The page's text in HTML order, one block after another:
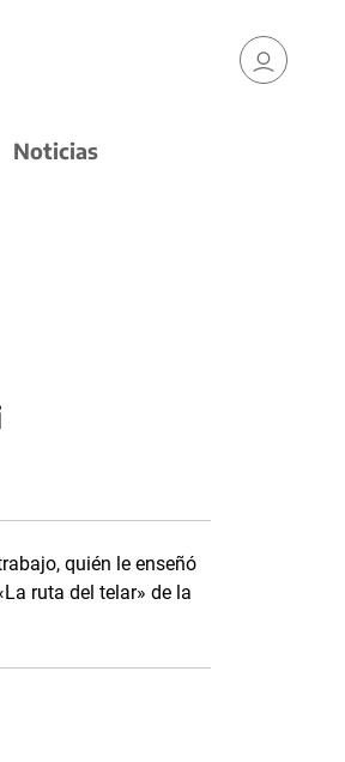
Noticias
quién le enseñó
ruta del telar» de la